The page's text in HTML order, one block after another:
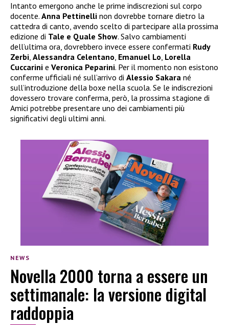
Intanto emergono anche le prime indiscrezioni sul corpo
docente. Anna Pettinelli non dovrebbe tornare dietro la
cattedra di canto, avendo scelto di partecipare alla prossima
edizione di Tale e Quale Show. Salvo cambiamenti
dell’ultima ora, dovrebbero invece essere confermati Rudy
Zerbi, Alessandra Celentano, Emanuel Lo, Lorella
Cuccarini e Veronica Peparini. Per il momento non esistono
conferme ufficiali né sull’arrivo di Alessio Sakara né
sull’introduzione della boxe nella scuola. Se le indiscrezioni
dovessero trovare conferma, però, la prossima stagione di
Amici potrebbe presentare uno dei cambiamenti più
significativi degli ultimi anni.
NEWS
Novella 2000 torna a essere un
settimanale: la versione digital
raddoppia